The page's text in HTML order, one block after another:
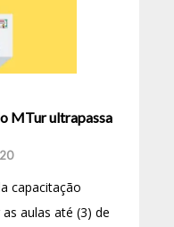
MTur ultrapassa
capacitação
aulas até (3) de